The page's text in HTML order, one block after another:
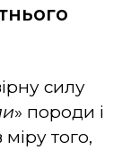
силу
» породи і
того,